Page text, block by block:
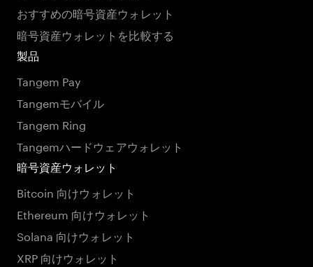
おすすめの暗号資産ウォレット
暗号資産ウォレットを比較する
製品
Tangem Pay
Tangemモバイル
Tangem Ring
Tangemハードウェアウォレット
暗号資産ウォレット
Bitcoin 向けウォレット
Ethereum 向けウォレット
Solana 向けウォレット
XRP 向けウォレット